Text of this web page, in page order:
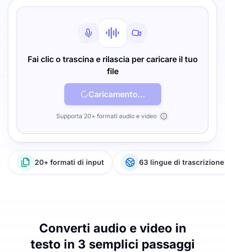
Fai clic o trascina e rilascia per caricare il tuo
file
Caricamento...
Supporta 20+ formati audio e video
20+ formati di input 63 lingue di trascrizione
Converti audio e video in
testo in 3 semplici passaggi